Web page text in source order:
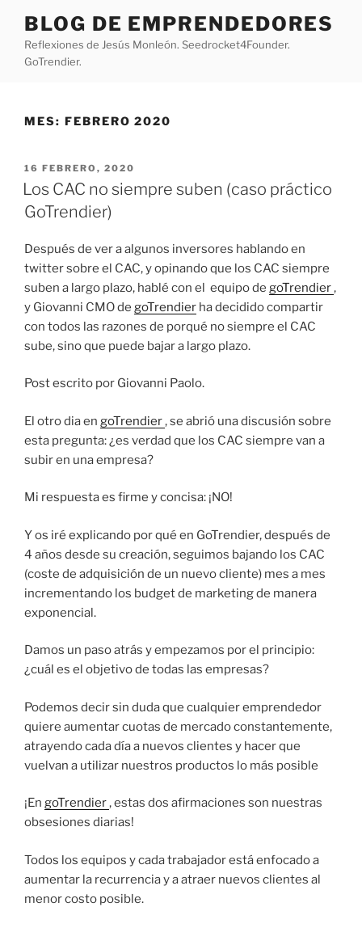
contenido
BLOG DE EMPRENDEDORES
Reflexiones de Jesús Monleón. Seedrocket4Founder.
GoTrendier.
MES: FEBRERO 2020
PUBLICADO
EL
16 FEBRERO, 2020
Los CAC no siempre suben (caso práctico
GoTrendier)
Después de ver a algunos inversores hablando en
twitter sobre el CAC, y opinando que los CAC siempre
suben a largo plazo, hablé con el equipo de goTrendier,
y Giovanni CMO de goTrendier ha decidido compartir
con todos las razones de porqué no siempre el CAC
sube, sino que puede bajar a largo plazo.
Post escrito por Giovanni Paolo.
El otro dia en goTrendier, se abrió una discusión sobre
esta pregunta: ¿es verdad que los CAC siempre van a
subir en una empresa?
Mi respuesta es firme y concisa: ¡NO!
Y os iré explicando por qué en GoTrendier, después de
4 años desde su creación, seguimos bajando los CAC
(coste de adquisición de un nuevo cliente) mes a mes
incrementando los budget de marketing de manera
exponencial.
Damos un paso atrás y empezamos por el principio:
¿cuál es el objetivo de todas las empresas?
Podemos decir sin duda que cualquier emprendedor
quiere aumentar cuotas de mercado constantemente,
atrayendo cada día a nuevos clientes y hacer que
vuelvan a utilizar nuestros productos lo más posible
¡En goTrendier, estas dos afirmaciones son nuestras
obsesiones diarias!
Todos los equipos y cada trabajador está enfocado a
aumentar la recurrencia y a atraer nuevos clientes al
menor costo posible.